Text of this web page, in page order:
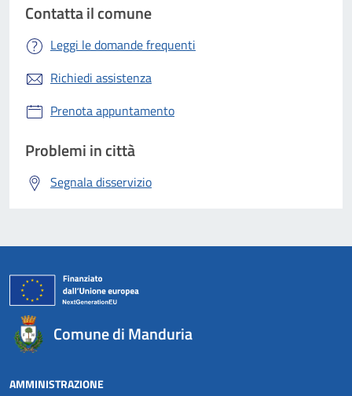
Contatta il comune
Leggi le domande frequenti
Richiedi assistenza
Prenota appuntamento
Problemi in città
Segnala disservizio
Comune di Manduria
AMMINISTRAZIONE